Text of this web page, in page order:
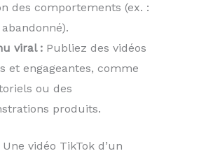
des comportements (ex. :
viral : Publiez des vidéos
et engageantes, comme
ou des
produits.
vidéo TikTok d’un